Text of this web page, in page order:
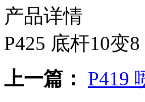
产品详情
P425 底杆10变
上一篇：
P419